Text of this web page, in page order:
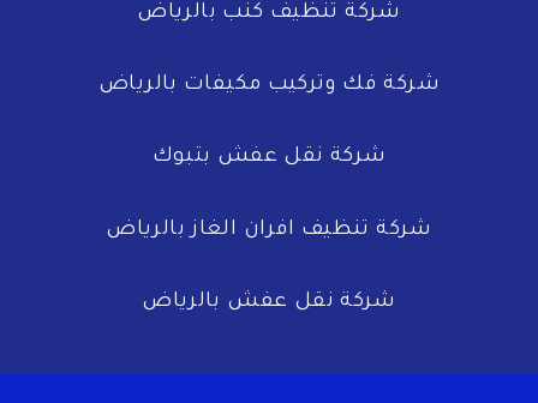
شركة تنظيف كنب بالرياض
شركة فك وتركيب مكيفات بالرياض
شركة نقل عفش بتبوك
شركة تنظيف افران الغاز بالرياض
شركة نقل عفش بالرياض